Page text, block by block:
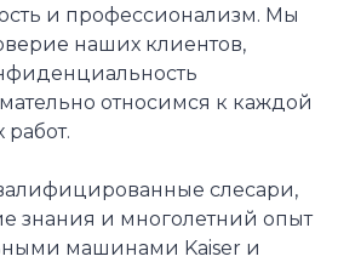
и профессионализм. Мы
наших клиентов,
относимся к каждой
слесари,
знания и многолетний опыт
машинами Kaiser и